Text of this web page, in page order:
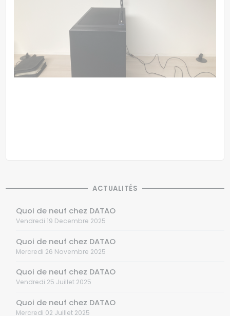
ACTUALITÉS
Quoi de neuf chez DATAO
Vendredi 19 Decembre 2025
Quoi de neuf chez DATAO
Mercredi 26 Novembre 2025
Quoi de neuf chez DATAO
Vendredi 25 Juillet 2025
Quoi de neuf chez DATAO
Mercredi 02 Juillet 2025